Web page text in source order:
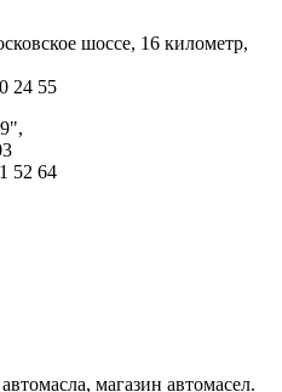
шоссе, 16 километр,
24 55
52 64
магазин автомасел.